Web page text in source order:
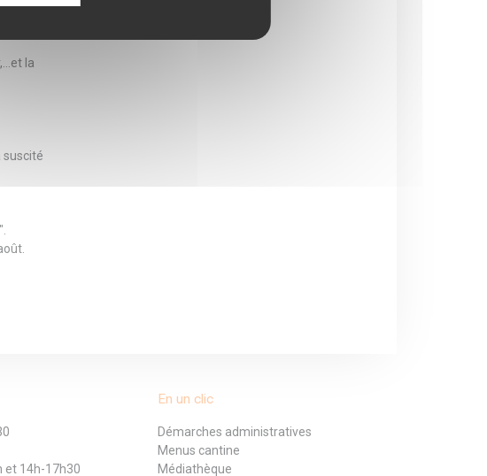
la
suscité
et 14h-17h30
En un clic
Démarches administratives
Menus cantine
Médiathèque